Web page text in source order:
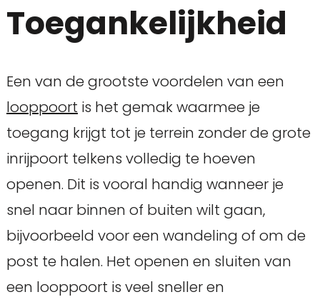
Toegankelijkheid
Een van de grootste voordelen van een
looppoort is het gemak waarmee je
toegang krijgt tot je terrein zonder de grote
inrijpoort telkens volledig te hoeven
openen. Dit is vooral handig wanneer je
snel naar binnen of buiten wilt gaan,
bijvoorbeeld voor een wandeling of om de
post te halen. Het openen en sluiten van
een looppoort is veel sneller en